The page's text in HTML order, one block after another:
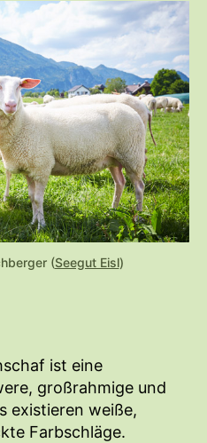
u
(Seegut Eisl)
ist eine
großrahmige und
existieren weiße,
Farbschläge.